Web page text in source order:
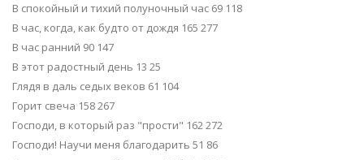
В спокойный и тихий полуночный час 69 118
В час, когда, как будто от дождя 165 277
В час ранний 90 147
В этот радостный день 13 25
Глядя в даль седых веков 61 104
Горит свеча 158 267
Господи, в который раз "прости" 162 272
Господи! Научи меня благодарить 51 86